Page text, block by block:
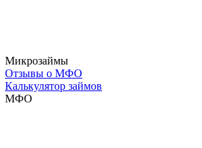
Микрозаймы
Отзывы о МФО
Калькулятор займов
МФО